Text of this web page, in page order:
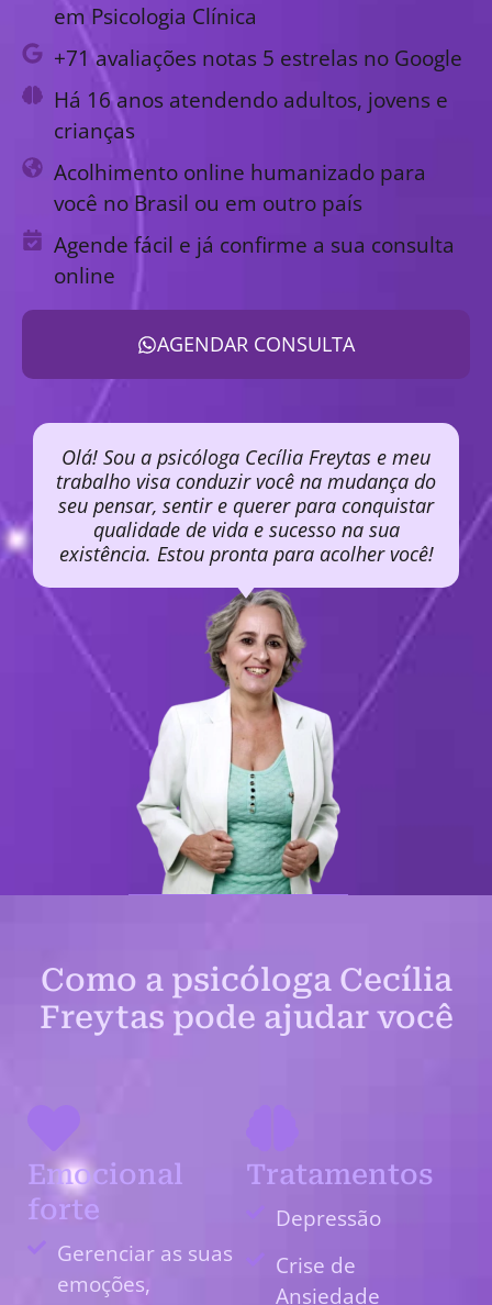
em Psicologia Clínica
+71 avaliações notas 5 estrelas no Google
Há 16 anos atendendo adultos, jovens e
crianças
Acolhimento online humanizado para
você no Brasil ou em outro país
Agende fácil e já confirme a sua consulta
online
AGENDAR CONSULTA
Olá! Sou a psicóloga Cecília Freytas e meu
trabalho visa conduzir você na mudança do
seu pensar, sentir e querer para conquistar
qualidade de vida e sucesso na sua
existência. Estou pronta para acolher você!
Como a psicóloga Cecília
Freytas pode ajudar você
Emocional
forte
Gerenciar as suas
emoções,
Tratamentos
Depressão
Crise de
Ansiedade